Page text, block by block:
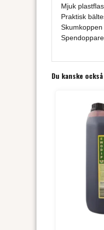
Mjuk
Praktisk
Du kanske